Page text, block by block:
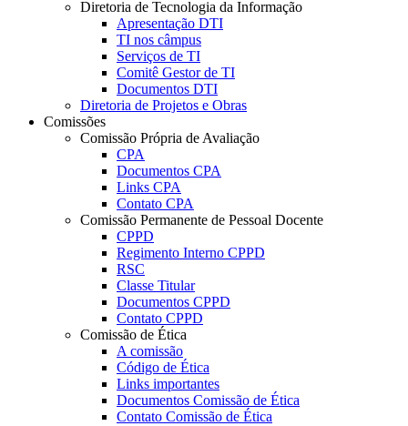
Diretoria de Tecnologia da Informação
Apresentação DTI
TI nos câmpus
Serviços de TI
Comitê Gestor de TI
Documentos DTI
Diretoria de Projetos e Obras
Comissões
Comissão Própria de Avaliação
CPA
Documentos CPA
Links CPA
Contato CPA
Comissão Permanente de Pessoal Docente
CPPD
Regimento Interno CPPD
RSC
Classe Titular
Documentos CPPD
Contato CPPD
Comissão de Ética
A comissão
Código de Ética
Links importantes
Documentos Comissão de Ética
Contato Comissão de Ética